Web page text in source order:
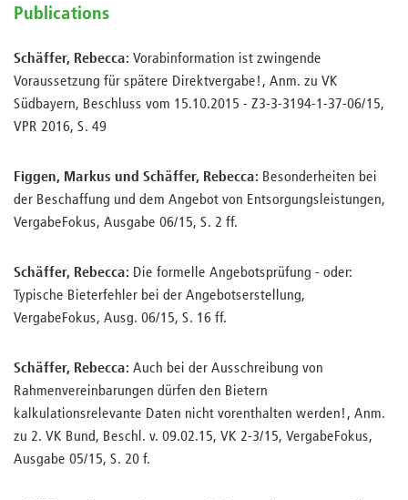
Publications
Schäffer, Rebecca: Vorabinformation ist zwingende
Voraussetzung für spätere Direktvergabe!, Anm. zu VK
Südbayern, Beschluss vom 15.10.2015 - Z3-3-3194-1-37-06/15,
VPR 2016, S. 49
Figgen, Markus und Schäffer, Rebecca: Besonderheiten bei
der Beschaffung und dem Angebot von Entsorgungsleistungen,
VergabeFokus, Ausgabe 06/15, S. 2 ff.
Schäffer, Rebecca: Die formelle Angebotsprüfung - oder:
Typische Bieterfehler bei der Angebotserstellung,
VergabeFokus, Ausg. 06/15, S. 16 ff.
Schäffer, Rebecca: Auch bei der Ausschreibung von
Rahmenvereinbarungen dürfen den Bietern
kalkulationsrelevante Daten nicht vorenthalten werden!, Anm.
zu 2. VK Bund, Beschl. v. 09.02.15, VK 2-3/15, VergabeFokus,
Ausgabe 05/15, S. 20 f.